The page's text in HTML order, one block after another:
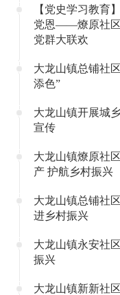
【党史学习教育
党恩——燎原社区
党群大联欢
大龙山镇总铺社
添色”
大龙山镇开展城
宣传
大龙山镇燎原社
产 护航乡村振兴
大龙山镇总铺社
进乡村振兴
大龙山镇永安社
振兴
大龙山镇新新社